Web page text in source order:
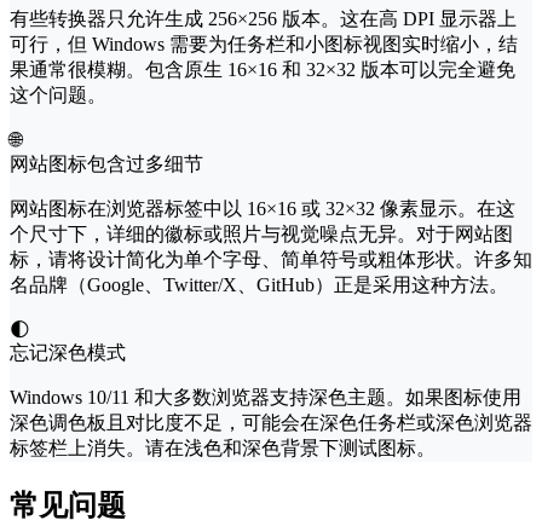
有些转换器只允许生成 256×256 版本。这在高 DPI 显示器上
可行，但 Windows 需要为任务栏和小图标视图实时缩小，结
果通常很模糊。包含原生 16×16 和 32×32 版本可以完全避免
这个问题。
🌐
网站图标包含过多细节
网站图标在浏览器标签中以 16×16 或 32×32 像素显示。在这
个尺寸下，详细的徽标或照片与视觉噪点无异。对于网站图
标，请将设计简化为单个字母、简单符号或粗体形状。许多知
名品牌（Google、Twitter/X、GitHub）正是采用这种方法。
🌓
忘记深色模式
Windows 10/11 和大多数浏览器支持深色主题。如果图标使用
深色调色板且对比度不足，可能会在深色任务栏或深色浏览器
标签栏上消失。请在浅色和深色背景下测试图标。
常见问题